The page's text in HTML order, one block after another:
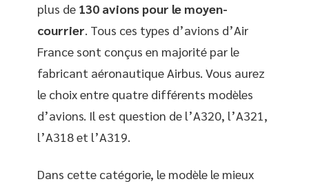
plus de 130 avions pour le moyen-
courrier. Tous ces types d’avions d’Air
France sont conçus en majorité par le
fabricant aéronautique Airbus. Vous aurez
le choix entre quatre différents modèles
d’avions. Il est question de l’A320, l’A321,
l’A318 et l’A319.
Dans cette catégorie, le modèle le mieux